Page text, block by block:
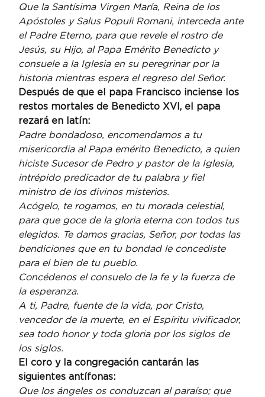
Que la Santísima Virgen María, Reina de los
Apóstoles y Salus Populi Romani, interceda ante
el Padre Eterno, para que revele el rostro de
Jesús, su Hijo, al Papa Emérito Benedicto y
consuele a la Iglesia en su peregrinar por la
historia mientras espera el regreso del Señor.
Después de que el papa Francisco inciense los
restos mortales de Benedicto XVI, el papa
rezará en latín:
Padre bondadoso, encomendamos a tu
misericordia al Papa emérito Benedicto, a quien
hiciste Sucesor de Pedro y pastor de la Iglesia,
intrépido predicador de tu palabra y fiel
ministro de los divinos misterios.
Acógelo, te rogamos, en tu morada celestial,
para que goce de la gloria eterna con todos tus
elegidos. Te damos gracias, Señor, por todas las
bendiciones que en tu bondad le concediste
para el bien de tu pueblo.
Concédenos el consuelo de la fe y la fuerza de
la esperanza.
A ti, Padre, fuente de la vida, por Cristo,
vencedor de la muerte, en el Espíritu vivificador,
sea todo honor y toda gloria por los siglos de
los siglos.
El coro y la congregación cantarán las
siguientes antífonas:
Que los ángeles os conduzcan al paraíso; que